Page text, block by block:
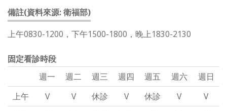
備註(資料來源: 衛福部)
上午0830-1200，下午1500-1800，晚上1830-2130
固定看診時段
週一
週二 週三 週四 週五 週六
週日
上午
V V 休診 V 休診 V
V